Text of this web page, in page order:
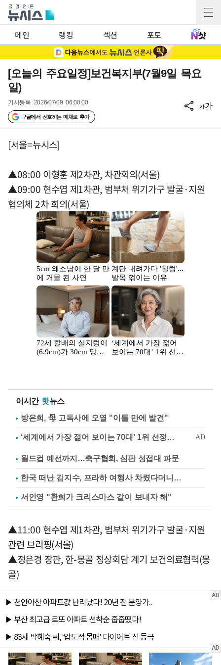
메인 랭킹 섹션 포토
[오늘의 주요일정]보건복지부(7월9일 목요
일)
기사등록 2026/07/09 06:00:00
구글에서 선호하는 매체로 추가
가가
[서울=뉴시스]
▲08:00 이형훈 제2차관, 차관회의(서울)
▲09:00 현수엽 제1차관, 범부처 위기가구 발굴·지원
협의체 2차 회의(서울)
이시간 핫뉴스
방은희, 母 고독사에 오열 "이틀 만에 발견"
월드컵 예선까지…축구협회, 심판 성접대 파문
한국 떠난 김지수, 프라하 여행사 차렸다더니…
서인영 "환희가 크리스마스 같이 보내자 해"
▲11:00 현수엽 제1차관, 범부처 위기가구 발굴·지원
관련 브리핑(서울)
▲정은경 장관, 한-몽골 정상회담 계기 보건의료협력(몽
골)